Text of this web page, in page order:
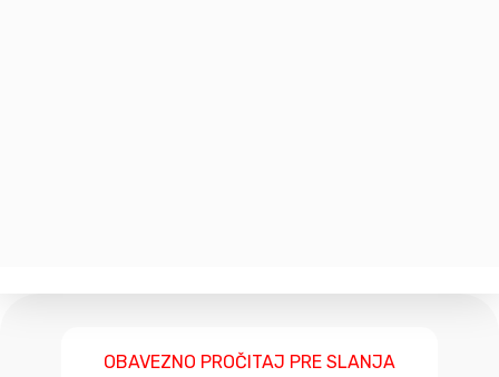
OBAVEZNO PROČITAJ PRE SLANJA